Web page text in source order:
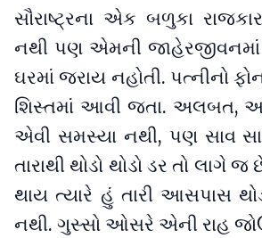
સૌરાષ્ટ્રના એક બળુકા
નથી પણ એમની
ઘરમાં જરાય નહોતી. પત્નીનો
શિસ્તમાં આવી જતા. અલબત,
એવી સમસ્યા નથી, પણ સાવ
તારાથી થોડો થોડો ડર તો લાગે
થાય ત્યારે હું તારી આસપાસ
નથી. ગુસ્સો ઓસરે એની રાહ